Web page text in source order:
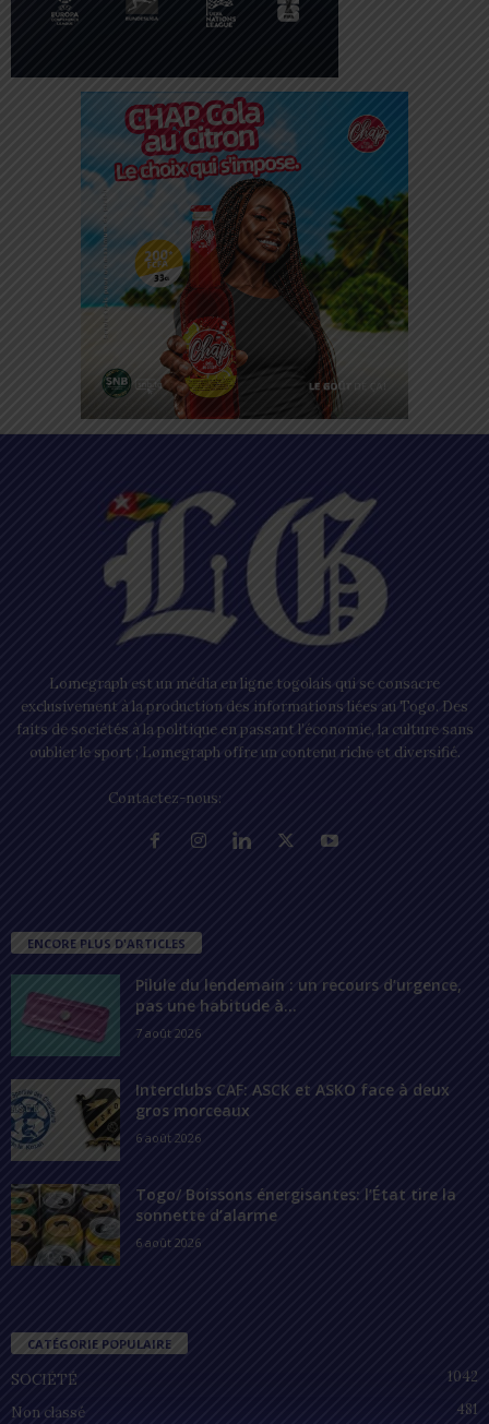
Lomegraph est un média en ligne togolais qui se consacre
exclusivement à la production des informations liées au Togo. Des
faits de sociétés à la politique en passant l’économie, la culture sans
oublier le sport ; Lomegraph offre un contenu riche et diversifié.
Contactez-nous:
ENCORE PLUS D'ARTICLES
Pilule du lendemain : un recours d’urgence,
pas une habitude à...
7 août 2026
Interclubs CAF: ASCK et ASKO face à deux
gros morceaux
6 août 2026
Togo/ Boissons énergisantes: l’État tire la
sonnette d’alarme
6 août 2026
CATÉGORIE POPULAIRE
SOCIÉTÉ
1042
Non classé
481